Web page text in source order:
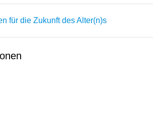
für die Zukunft des Alter(n)s